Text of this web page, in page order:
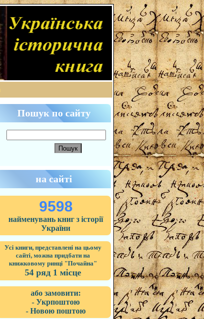
Пошук по сайту
на сайті
9598
найменувань книг з історії
України
Усі книги, представлені на цьому
сайті, можна придбати на
книжковому ринці "Почайна"
54 ряд 1 місце
або замовити:
- Укрпоштою
- Новою поштою